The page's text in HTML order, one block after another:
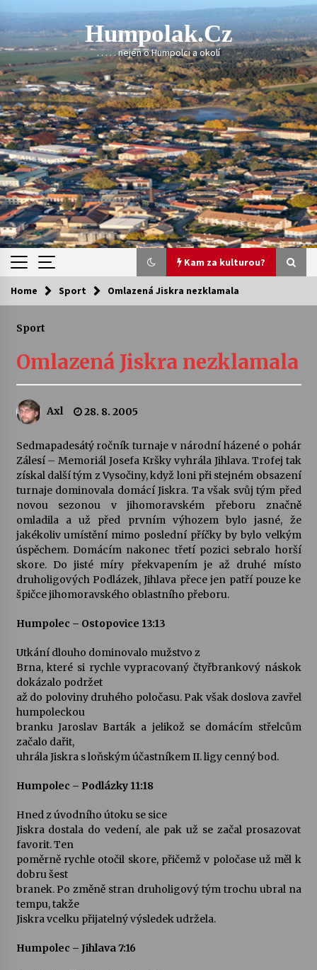
content
Humpolak.cz
. . . . . nejen o Humpolci a okolí
Kam za kulturou?
Kam za kulturou?
Sukuba Ensemble
4. 8. 2026
Vernisáž výstavy Josefíny Duškové: Stávám se
kapkou
Veselí muzikanti
30. 7. 2026
Pozvánka na integrační festival Quijotova
šedesátka: 28. 7.–1. 8. 2026
28. 7. 2026
Letní koncerty ve Stromovce: Kolchoz a
28. 7. 2026
Votavžatský ploty
Letní koncerty ve Stromovce: Rufus Miller
Vysočinka
17. 7. 2026
Ozvěny prázdnin
Za kulturou kousek za Humpolec. V Želivě ožije
13. 7. 2026
Home Sport Omlazená Jiskra nezklamala
Sport
Omlazená Jiskra nezklamala
Axl 28. 8. 2005
Sedmapadesátý ročník turnaje v národní házené o pohár
Zálesí – Memoriál Josefa Kršky vyhrála Jihlava. Trofej tak
získal další tým z Vysočiny, když loni při stejném obsazení
turnaje dominovala domácí Jiskra. Ta však svůj tým před
novou sezonou v jihomoravském přeboru značně
omladila a už před prvním výhozem bylo jasné, že
jakékoliv umístění mimo poslední příčky by bylo velkým
úspěchem. Domácím nakonec třetí pozici sebralo horší
skore. Do jisté míry překvapením je až druhé místo
druholigových Podlázek, Jihlava přece jen patří pouze ke
špičce jihomoravského oblastního přeboru.
Humpolec – Ostopovice 13:13
Utkání dlouho dominovalo mužstvo z
Brna, které si rychle vypracovaný čtyřbrankový náskok
dokázalo podržet
až do poloviny druhého poločasu. Pak však doslova zavřel
humpoleckou
branku Jaroslav Barták a jelikož se domácím střelcům
začalo dařit,
uhrála Jiskra s loňským účastníkem II. ligy cenný bod.
Humpolec – Podlázky 11:18
Hned z úvodního útoku se sice
Jiskra dostala do vedení, ale pak už se začal prosazovat
favorit. Ten
poměrně rychle otočil skore, přičemž v poločase už měl k
dobru šest
branek. Po změně stran druholigový tým trochu ubral na
tempu, takže
Jiskra vcelku přijatelný výsledek udržela.
Humpolec – Jihlava 7:16